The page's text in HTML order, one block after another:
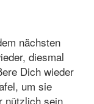
nächsten
diesmal
Dich wieder
um sie
nützlich sein.